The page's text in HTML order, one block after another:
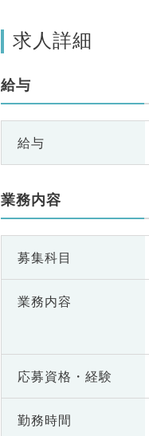
求人詳細
給与
給与
業務内容
募集科目
業務内容
応募資格・ 経験
勤務時間